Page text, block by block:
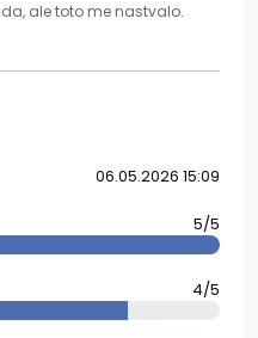
ale toto me nastvalo.
06.05.2026 15:09
5/5
4/5